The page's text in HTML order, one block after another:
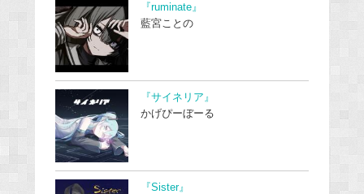
『ruminate』
藍宮ことの
『サイネリア』
かげぴーぼーる
『Sister』